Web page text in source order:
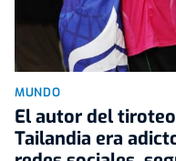
MUNDO
El autor del
Tailandia era